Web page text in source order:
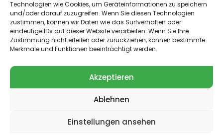
Technologien wie Cookies, um Geräteinformationen zu speichern
und/oder darauf zuzugreifen. Wenn Sie diesen Technologien
zustimmen, können wir Daten wie das Surfverhalten oder
eindeutige IDs auf dieser Website verarbeiten. Wenn Sie Ihre
Zustimmung nicht erteilen oder zurückziehen, können bestimmte
Merkmale und Funktionen beeinträchtigt werden.
Akzeptieren
Ablehnen
Einstellungen ansehen
Administration
Harztor.de als Web-App
auf
iPhone und Android
© 2024 – 2026 Landgemeinde Harztor. Alle Rechte
vorbehalten.